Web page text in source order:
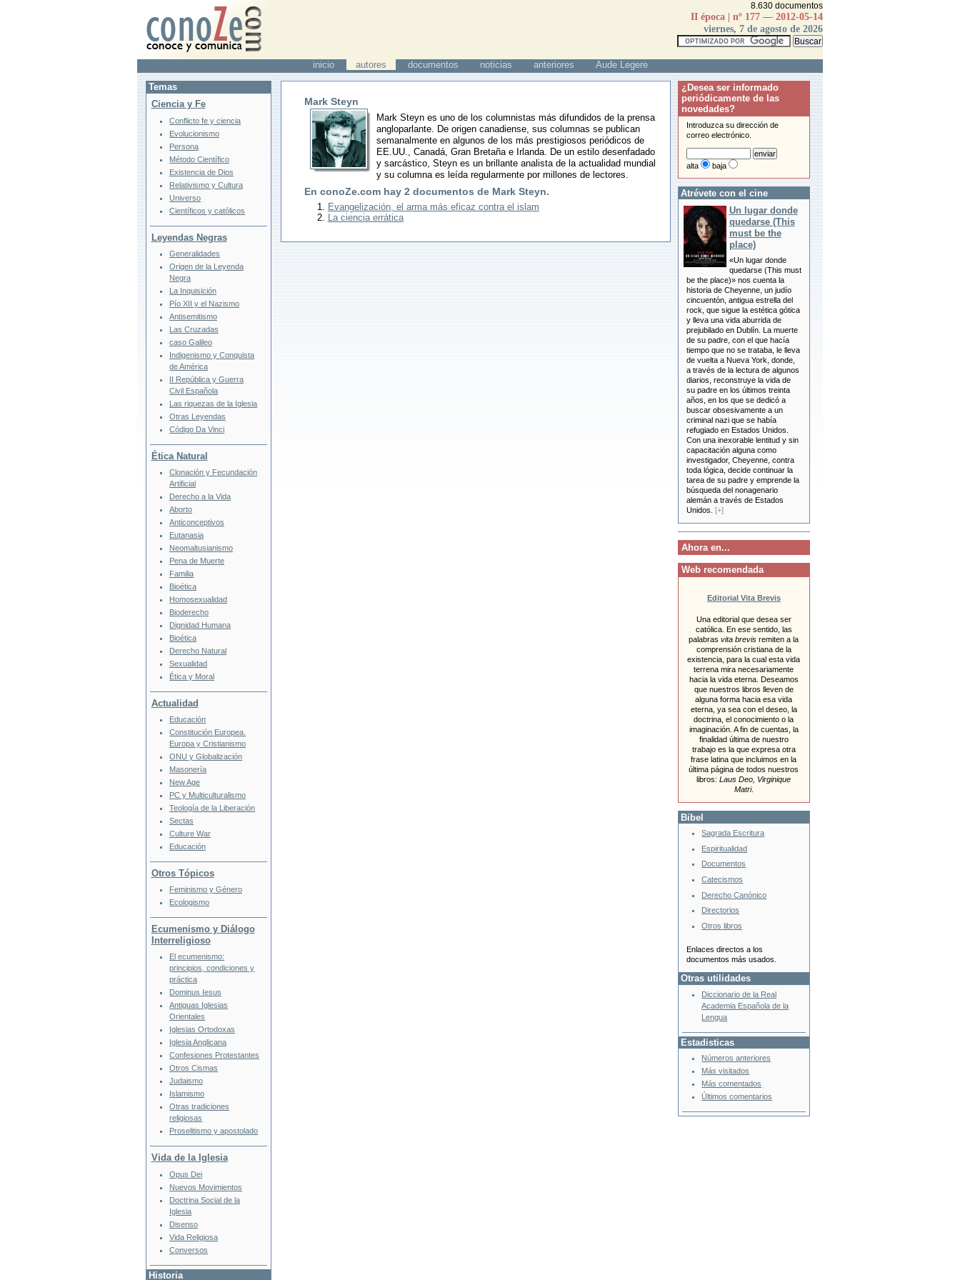
8.630 documentos
II época | nº 177 — 2012-05-14
viernes, 7 de agosto de 2026
inicio autores documentos noticias anteriores Aude Legere
Mark Steyn
Mark Steyn es uno de los columnistas más difundidos de la prensa
angloparlante. De origen canadiense, sus columnas se publican
semanalmente en algunos de los más prestigiosos periódicos de
EE.UU., Canadá, Gran Bretaña e Irlanda. De un estilo desenfadado
y sarcástico, Steyn es un brillante analista de la actualidad mundial
y su columna es leída regularmente por millones de lectores.
En conoZe.com hay2 documentos de Mark Steyn.
Evangelización, el arma más eficaz contra el islam
La ciencia errática
Temas
Ciencia y Fe
Conflicto fe y ciencia
Evolucionismo
Persona
Método Científico
Existencia de Dios
Relativismo y Cultura
Universo
Científicos y católicos
Leyendas Negras
Generalidades
Origen de la Leyenda
Negra
La Inquisición
Pío XII y el Nazismo
Antisemitismo
Las Cruzadas
caso Galileo
Indigenismo y Conquista
de América
II República y Guerra
Civil Española
Las riquezas de la Iglesia
Otras Leyendas
Código Da Vinci
Ética Natural
Clonación y Fecundación
Artificial
Derecho a la Vida
Aborto
Anticonceptivos
Eutanasia
Neomaltusianismo
Pena de Muerte
Familia
Bioética
Homosexualidad
Bioderecho
Dignidad Humana
Bioética
Derecho Natural
Sexualidad
Ética y Moral
Actualidad
Educación
Constitución Europea.
Europa y Cristianismo
ONU y Globalización
Masonería
New Age
PC y Multiculturalismo
Teología de la Liberación
Sectas
Culture War
Educación
Otros Tópicos
Feminismo y Género
Ecologismo
Ecumenismo y Diálogo
Interreligioso
El ecumenismo:
principios, condiciones y
práctica
Dominus Iesus
Antiguas Iglesias
Orientales
Iglesias Ortodoxas
Iglesia Anglicana
Confesiones Protestantes
Otros Cismas
Judaismo
Islamismo
Otras tradiciones
religiosas
Proselitismo y apostolado
Vida de la Iglesia
Opus Dei
Nuevos Movimientos
Doctrina Social de la
Iglesia
Disenso
Vida Religiosa
Conversos
Historia
¿Desea ser informado
periódicamente de las
novedades?
Introduzca su dirección de
correo electrónico.
alta baja
Atrévete con el cine
Un lugar donde
quedarse (This
must be the
place)
«Un lugar donde
quedarse (This must
be the place)» nos cuenta la
historia de Cheyenne, un judío
cincuentón, antigua estrella del
rock, que sigue la estética gótica
y lleva una vida aburrida de
prejubilado en Dublín. La muerte
de su padre, con el que hacía
tiempo que no se trataba, le lleva
de vuelta a Nueva York, donde,
a través de la lectura de algunos
diarios, reconstruye la vida de
su padre en los últimos treinta
años, en los que se dedicó a
buscar obsesivamente a un
criminal nazi que se había
refugiado en Estados Unidos.
Con una inexorable lentitud y sin
capacitación alguna como
investigador, Cheyenne, contra
toda lógica, decide continuar la
tarea de su padre y emprende la
búsqueda del nonagenario
alemán a través de Estados
Unidos. [+]
Ahora en...
Web recomendada
Editorial Vita Brevis
Una editorial que desea ser
católica. En ese sentido, las
palabrasvita brevis remiten a la
comprensión cristiana de la
existencia, para la cual esta vida
terrena mira necesariamente
hacia la vida eterna. Deseamos
que nuestros libros lleven de
alguna forma hacia esa vida
eterna, ya sea con el deseo, la
doctrina, el conocimiento o la
imaginación. A fin de cuentas, la
finalidad última de nuestro
trabajo es la que expresa otra
frase latina que incluimos en la
última página de todos nuestros
libros:Laus Deo, Virginique
Matri.
Bibel
Sagrada Escritura
Espiritualidad
Documentos
Catecismos
Derecho Canónico
Directorios
Otros libros
Enlaces directos a los
documentos más usados.
Otras utilidades
Diccionario de la Real
Academia Española de la
Lengua
Estadisticas
Números anteriores
Más visitados
Más comentados
Últimos comentarios